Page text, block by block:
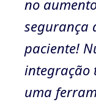
no
segurança
paciente!
integração
uma